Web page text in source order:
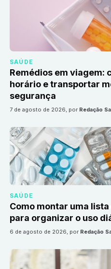
SAÚDE
Remédios em viagem:
horário e transportar
segurança
7 de agosto de 2026, por Redação
SAÚDE
Como montar uma
para organizar o uso
6 de agosto de 2026, por Redação